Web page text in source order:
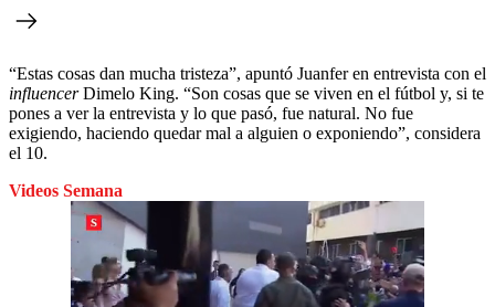
“Estas cosas dan mucha tristeza”, apuntó Juanfer en entrevista con el
influencerDimelo King. “Son cosas que se viven en el fútbol y, si te
pones a ver la entrevista y lo que pasó, fue natural. No fue
exigiendo, haciendo quedar mal a alguien o exponiendo”, considera
el 10.
Videos Semana